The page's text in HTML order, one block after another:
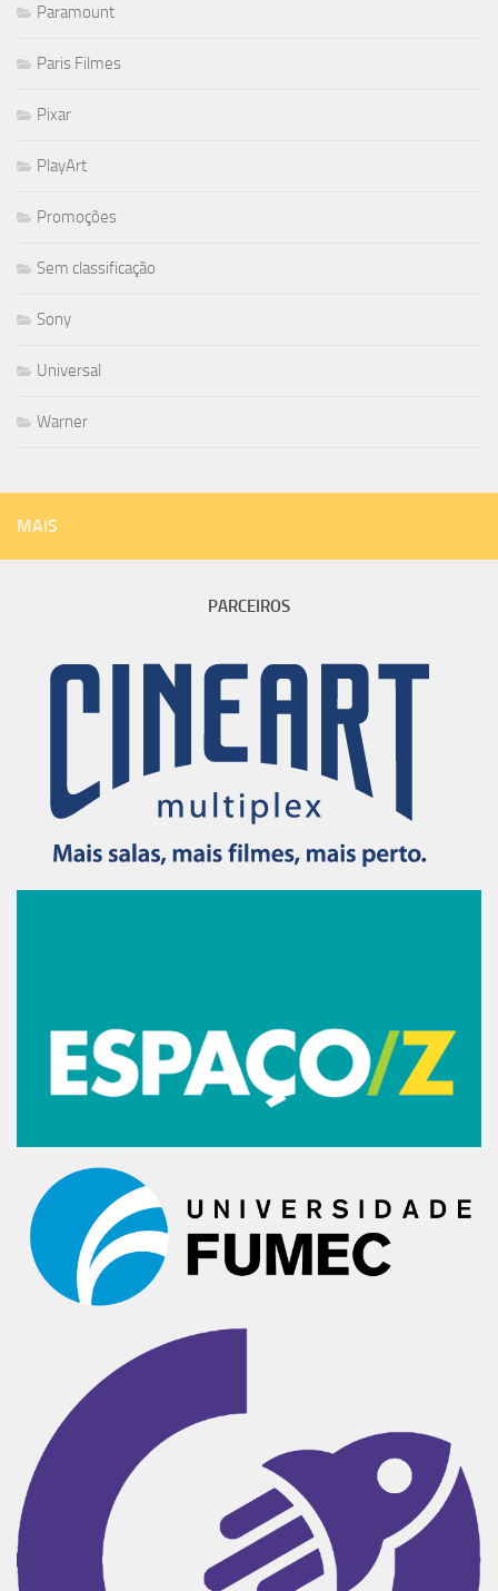
Paramount
Paris Filmes
Pixar
PlayArt
Promoções
Sem classificação
Sony
Universal
Warner
MAIS
PARCEIROS